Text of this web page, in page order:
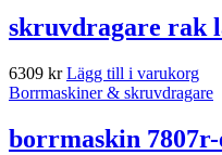
skruvdragare rak
6309 kr Lägg till i varukorg
Borrmaskiner & skruvdragare
borrmaskin 7807r-